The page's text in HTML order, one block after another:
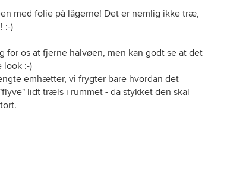
nok på en væghængt emhætte til at det giver
:).
ad, og genbruge de to skabe således:
med folie på lågerne! Det er nemlig ikke træ,
:-)
for os at fjerne halvøen, men kan godt se at det
look :-)
emhætter, vi frygter bare hvordan det
lidt træls i rummet - da stykket den skal